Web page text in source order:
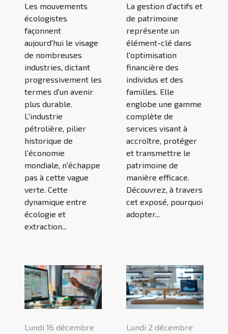
Les mouvements
écologistes
façonnent
aujourd'hui le visage
de nombreuses
industries, dictant
progressivement les
termes d'un avenir
plus durable.
L'industrie
pétrolière, pilier
historique de
l'économie
mondiale, n'échappe
pas à cette vague
verte. Cette
dynamique entre
écologie et
extraction...
La gestion d'actifs et
de patrimoine
représente un
élément-clé dans
l'optimisation
financière des
individus et des
familles. Elle
englobe une gamme
complète de
services visant à
accroître, protéger
et transmettre le
patrimoine de
manière efficace.
Découvrez, à travers
cet exposé, pourquoi
adopter...
Lundi 16 décembre
Lundi 2 décembre